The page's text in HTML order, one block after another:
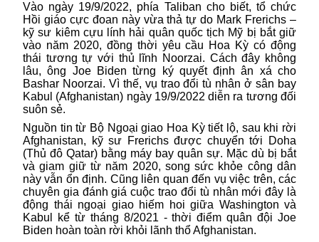
Vào ngày 19/9/2022, phía Taliban cho biết, tổ chức
Hồi giáo cực đoan này vừa thả tự do Mark Frerichs –
kỹ sư kiêm cựu lính hải quân quốc tịch Mỹ bị bắt giữ
vào năm 2020, đồng thời yêu cầu Hoa Kỳ có động
thái tương tự với thủ lĩnh Noorzai. Cách đây không
lâu, ông Joe Biden từng ký quyết định ân xá cho
Bashar Noorzai. Vì thế, vụ trao đổi tù nhân ở sân bay
Kabul (Afghanistan) ngày 19/9/2022 diễn ra tương đối
suôn sẻ.
Nguồn tin từ Bộ Ngoại giao Hoa Kỳ tiết lộ, sau khi rời
Afghanistan, kỹ sư Frerichs được chuyển tới Doha
(Thủ đô Qatar) bằng máy bay quân sự. Mặc dù bị bắt
và giam giữ từ năm 2020, song sức khỏe công dân
này vẫn ổn định. Cũng liên quan đến vụ việc trên, các
chuyên gia đánh giá cuộc trao đổi tù nhân mới đây là
động thái ngoại giao hiếm hoi giữa Washington và
Kabul kể từ tháng 8/2021 - thời điểm quân đội Joe
Biden hoàn toàn rời khỏi lãnh thổ Afghanistan.